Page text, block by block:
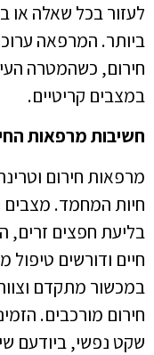
לעזור בכל שאלה או
ביותר. המרפאה
חירום, כשהמטרה
במצבים קריטיים.
חשיבות מרפאות
מרפאות חירום
חיות המחמד. מצבים
בליעת חפצים זרים,
חיים ודורשים
במכשור מתקדם
שקט נפשי, ביודעם